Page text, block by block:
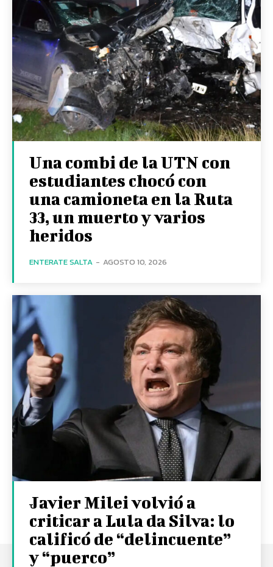
Una combi de la UTN con
estudiantes chocó con
una camioneta en la Ruta
33, un muerto y varios
heridos
ENTERATE SALTA - AGOSTO 10, 2026
Javier Milei volvió a
criticar a Lula da Silva: lo
calificó de “delincuente”
y “puerco”